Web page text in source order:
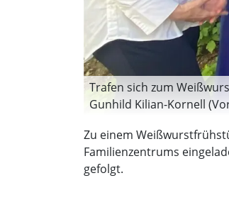
Trafen sich zum
Gunhild Kilian-Kornell
(1. Bürgermeister Berg),
Scheitz (1. Bürgermeister
KV Starnberg). (Foto: DKSB)
Zu einem
Familienzentrums
gefolgt.